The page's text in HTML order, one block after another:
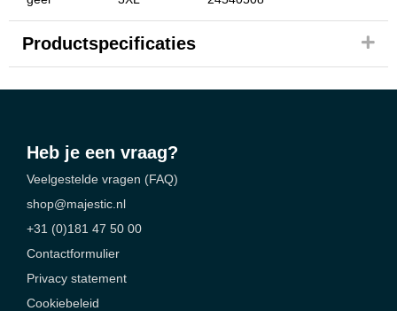
Productspecificaties
Heb je een vraag?
Veelgestelde vragen (FAQ)
shop@majestic.nl
+31 (0)181 47 50 00
Contactformulier
Privacy statement
Cookiebeleid